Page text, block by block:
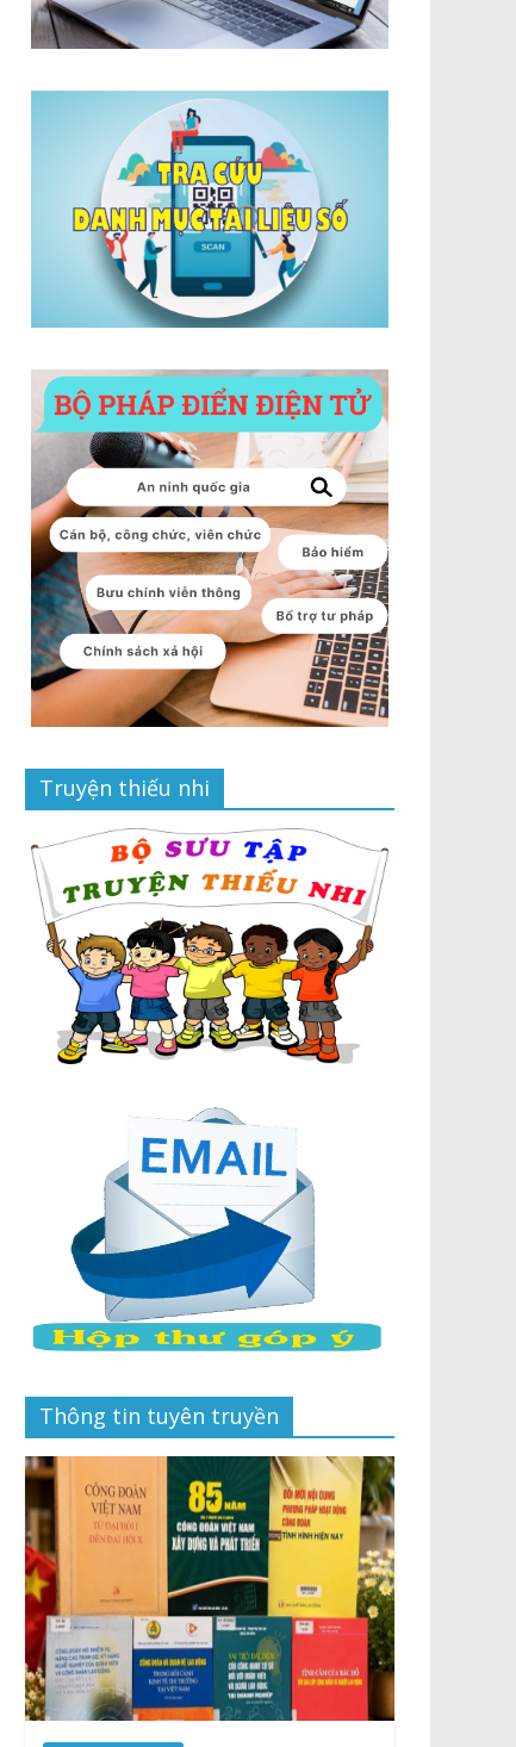
Truyện thiếu nhi
Thông tin tuyên truyền